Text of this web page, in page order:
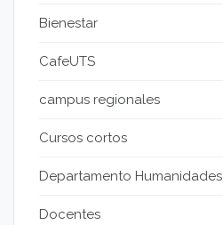
Bienestar
CafeUTS
campus regionales
Cursos cortos
Departamento Humanidades
Docentes